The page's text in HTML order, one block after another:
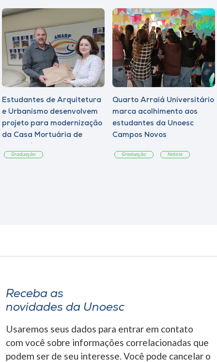
Estudantes de Arquitetura
e Urbanismo desenvolvem
projeto para modernização
da Casa Mortuária de
Graduação
Quarto Arraiá Universitário
marca acolhimento aos
estudantes da Unoesc
Campos Novos
Graduação Notícia
Receba as
novidades da Unoesc
Usaremos seus dados para entrar em contato
com você sobre informações correlacionadas que
podem ser de seu interesse. Você pode cancelar o